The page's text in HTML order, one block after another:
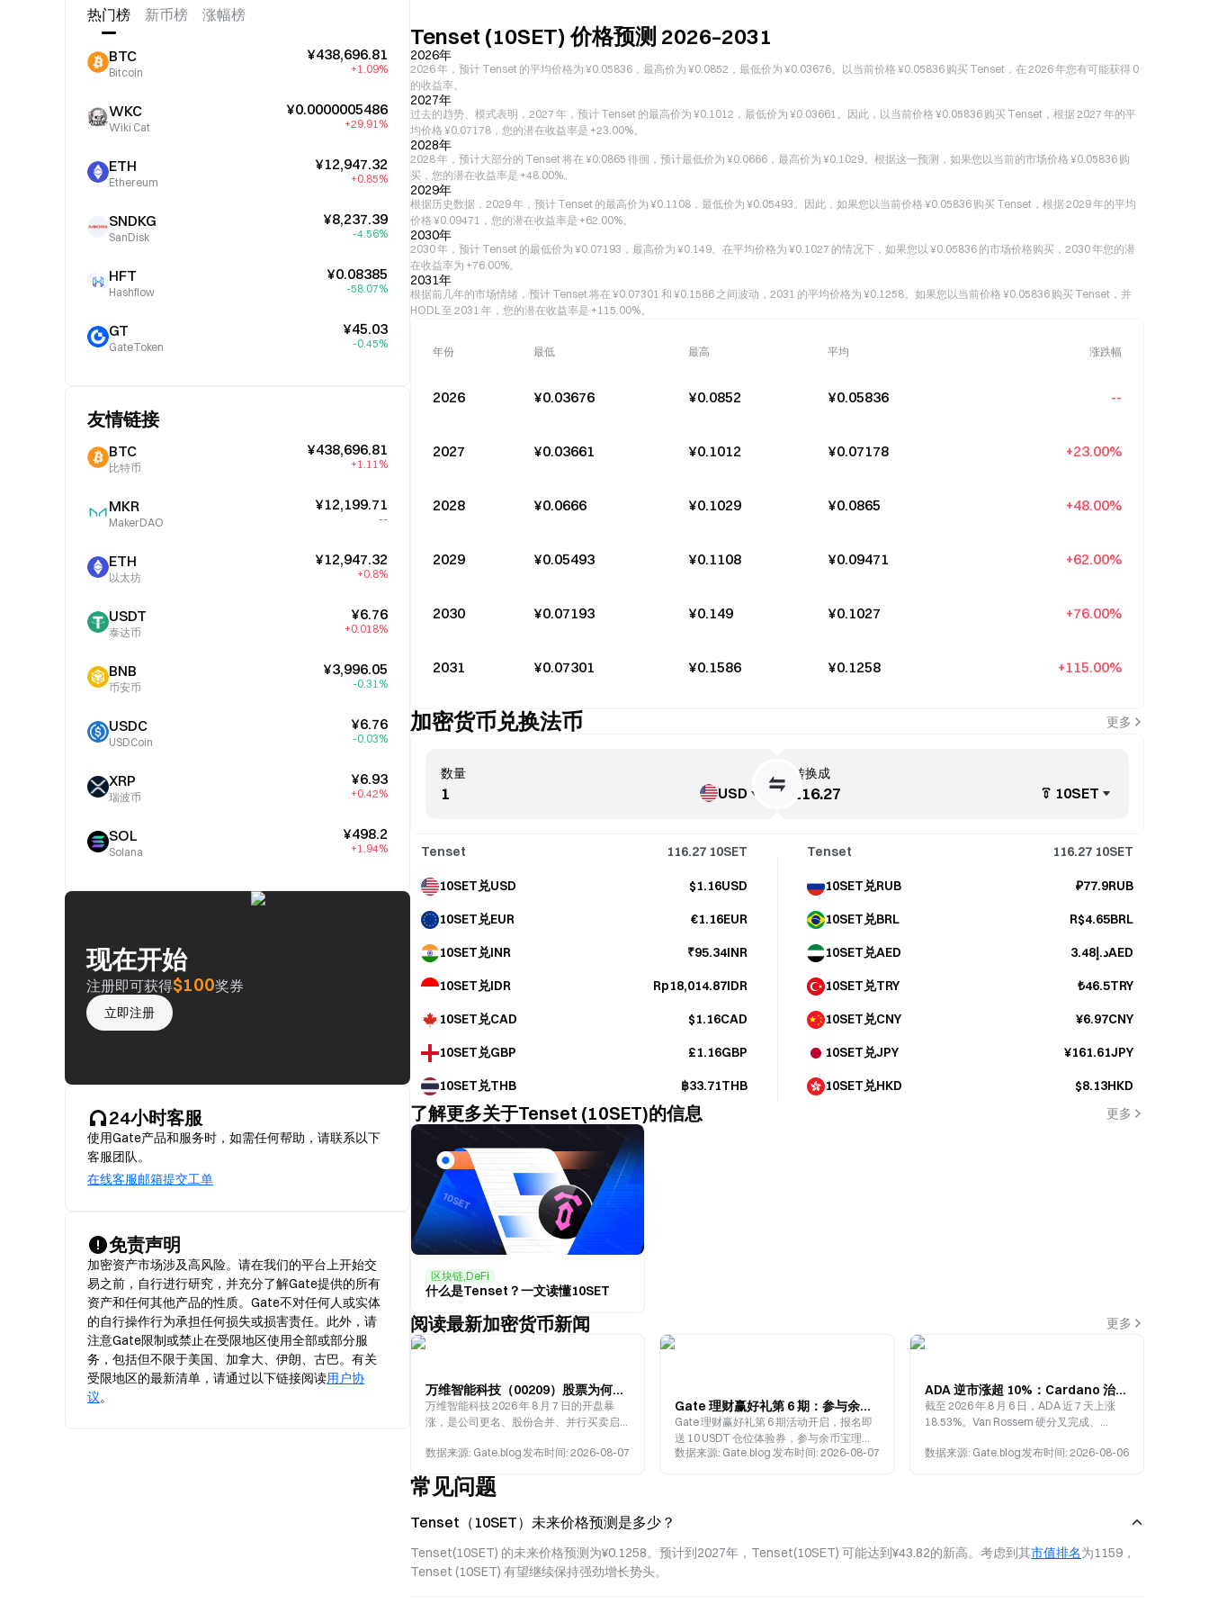
热门榜 新币榜 涨幅榜
BTC
Bitcoin
¥438,696.81
+1.09%
WKC
Wiki Cat
¥0.0000005486
+29.91%
ETH
Ethereum
¥12,947.32
+0.85%
SNDKG
SanDisk
¥8,237.39
-4.56%
HFT
Hashflow
¥0.08385
-58.07%
GT
GateToken
¥45.03
-0.45%
友情链接
BTC
比特币
¥438,696.81
+1.11%
MKR
MakerDAO
¥12,199.71
--
ETH
以太坊
¥12,947.32
+0.8%
USDT
泰达币
¥6.76
+0.018%
BNB
币安币
¥3,996.05
-0.31%
USDC
USDCoin
¥6.76
-0.03%
XRP
瑞波币
¥6.93
+0.42%
SOL
Solana
¥498.2
+1.94%
现在开始
注册即可获得$100奖券
立即注册
24小时客服
使用Gate产品和服务时，如需任何帮助，请联系以下
客服团队。
在线客服邮箱提交工单
免责声明
加密资产市场涉及高风险。请在我们的平台上开始交
易之前，自行进行研究，并充分了解Gate提供的所有
资产和任何其他产品的性质。Gate不对任何人或实体
的自行操作行为承担任何损失或损害责任。此外，请
注意Gate限制或禁止在受限地区使用全部或部分服
务，包括但不限于美国、加拿大、伊朗、古巴。有关
受限地区的最新清单，请通过以下链接阅读用户协
议。
Tenset (10SET) 价格预测 2026–2031
2026年
2026 年，预计 Tenset 的平均价格为 ¥0.05836，最高价为 ¥0.0852，最低价为 ¥0.03676。以当前价格 ¥0.05836 购买 Tenset，在 2026 年您有可能获得 0
的收益率。
2027年
过去的趋势、模式表明，2027 年，预计 Tenset 的最高价为 ¥0.1012，最低价为 ¥0.03661。因此，以当前价格 ¥0.05836 购买 Tenset，根据 2027 年的平
均价格 ¥0.07178，您的潜在收益率是 +23.00%。
2028年
2028 年，预计大部分的 Tenset 将在 ¥0.0865 徘徊，预计最低价为 ¥0.0666，最高价为 ¥0.1029。根据这一预测，如果您以当前的市场价格 ¥0.05836 购
买，您的潜在收益率是 +48.00%。
2029年
根据历史数据，2029 年，预计 Tenset 的最高价为 ¥0.1108，最低价为 ¥0.05493。因此，如果您以当前价格 ¥0.05836 购买 Tenset，根据 2029 年的平均
价格 ¥0.09471，您的潜在收益率是 +62.00%。
2030年
2030 年，预计 Tenset 的最低价为 ¥0.07193，最高价为 ¥0.149。在平均价格为 ¥0.1027 的情况下，如果您以 ¥0.05836 的市场价格购买，2030 年您的潜
在收益率为 +76.00%。
2031年
根据前几年的市场情绪，预计 Tenset 将在 ¥0.07301 和 ¥0.1586 之间波动，2031 的平均价格为 ¥0.1258。如果您以当前价格 ¥0.05836 购买 Tenset，并
HODL 至 2031 年，您的潜在收益率是 +115.00%。
年份 最低 最高 平均 涨跌幅
2026 ¥0.03676 ¥0.0852 ¥0.05836 --
2027 ¥0.03661 ¥0.1012 ¥0.07178 +23.00%
2028 ¥0.0666 ¥0.1029 ¥0.0865 +48.00%
2029 ¥0.05493 ¥0.1108 ¥0.09471 +62.00%
2030 ¥0.07193 ¥0.149 ¥0.1027 +76.00%
2031 ¥0.07301 ¥0.1586 ¥0.1258 +115.00%
加密货币兑换法币 更多
转换成
10SET
数量
USD
Tenset 116.27 10SET
10SET兑USD $1.16USD
10SET兑EUR €1.16EUR
10SET兑INR ₹95.34INR
10SET兑IDR Rp18,014.87IDR
10SET兑CAD $1.16CAD
10SET兑GBP £1.16GBP
10SET兑THB ฿33.71THB
Tenset 116.27 10SET
10SET兑RUB ₽77.9RUB
10SET兑BRL R$4.65BRL
10SET兑AED د.إ3.48AED
10SET兑TRY ₺46.5TRY
10SET兑CNY ¥6.97CNY
10SET兑JPY ¥161.61JPY
10SET兑HKD $8.13HKD
了解更多关于Tenset (10SET)的信息 更多
区块链,DeFi
什么是Tenset？一文读懂10SET
阅读最新加密货币新闻 更多
万维智能科技（00209）股票为何单日上涨 10 倍？市场真相是什么？
万维智能科技 2026 年 8 月 7 日的开盘暴
涨，是公司更名、股份合并、并行买卖启
共振的结果。
数据来源: Gate.blog 发布时间:2026-08-07
Gate 理财赢好礼第 6 期：参与余币宝理财与 VIP USDT 定期理财解锁多重奖励
Gate 理财赢好礼第 6 期活动开启，报名即
送 10 USDT 仓位体验券，参与余币宝理财
最高再得 800 USDT。
数据来源: Gate.blog 发布时间: 2026-08-07
ADA 逆市涨超 10%：Cardano 治理升级如何重塑公链叙事？
截至 2026 年 8 月 6 日，ADA 近 7 天上涨
18.53%。Van Rossem 硬分叉完成、
何驱动价格反弹？
数据来源: Gate.blog 发布时间: 2026-08-06
常见问题
Tenset（10SET）未来价格预测是多少？
Tenset(10SET) 的未来价格预测为¥0.1258。预计到2027年，Tenset(10SET) 可能达到¥43.82的新高。考虑到其市值排名为1159，
Tenset (10SET) 有望继续保持强劲增长势头。